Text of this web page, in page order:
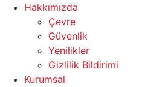
Hakkımızda
Çevre
Güvenlik
Yenilikler
Gizlilik Bildirimi
Kurumsal